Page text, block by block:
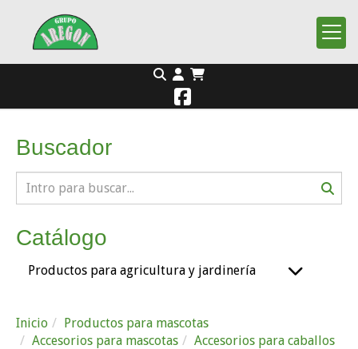
Buscador
Catálogo
Productos para agricultura y jardinería
Inicio
Productos para mascotas
Accesorios para mascotas
Accesorios para caballos